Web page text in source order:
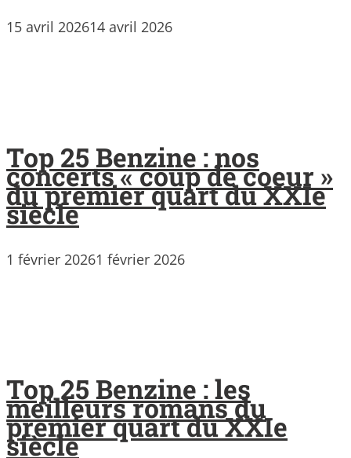
15 avril 202614 avril 2026
Top 25 Benzine : nos
concerts « coup de coeur »
du premier quart du XXIe
siècle
1 février 20261 février 2026
Top 25 Benzine : les
meilleurs romans du
premier quart du XXIe
siècle